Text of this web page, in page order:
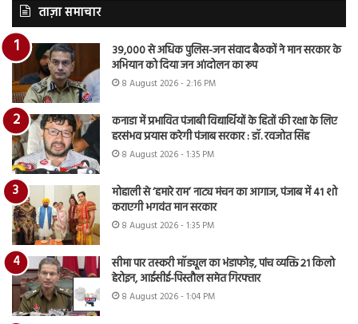
ताज़ा समाचार
39,000 से अधिक पुलिस-जन संवाद बैठकों ने मान सरकार के
अभियान को दिया जन आंदोलन का रूप
8 August 2026 - 2:16 PM
कनाडा में प्रभावित पंजाबी विद्यार्थियों के हितों की रक्षा के लिए
हरसंभव प्रयास करेगी पंजाब सरकार : डॉ. रवजोत सिंह
8 August 2026 - 1:35 PM
मोहाली से ‘हमारे राम’ नाट्य मंचन का आगाज, पंजाब में 41 शो
कराएगी भगवंत मान सरकार
8 August 2026 - 1:35 PM
सीमा पार तस्करी मॉड्यूल का भंडाफोड़, पांच व्यक्ति 21 किलो
हेरोइन, आईसीई-पिस्तौल समेत गिरफ्तार
8 August 2026 - 1:04 PM